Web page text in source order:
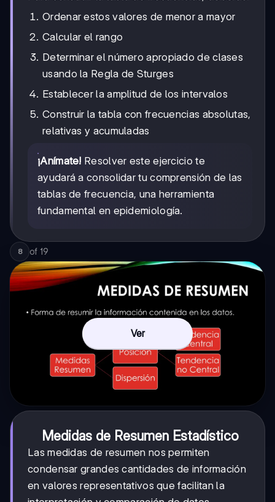
Ordenar estos valores de menor a mayor
Calcular el rango
Determinar el número apropiado de clases
usando la Regla de Sturges
Establecer la amplitud de los intervalos
Construir la tabla con frecuencias absolutas,
relativas y acumuladas
¡Anímate! Resolver este ejercicio te
ayudará a consolidar tu comprensión de las
tablas de frecuencia, una herramienta
fundamental en epidemiología.
8 of 19
Ver
Medidas de Resumen Estadístico
Las medidas de resumen nos permiten
condensar grandes cantidades de información
en valores representativos que facilitan la